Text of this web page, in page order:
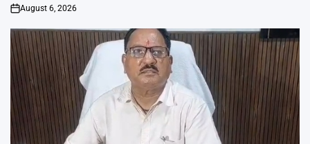
on
August 6, 2026